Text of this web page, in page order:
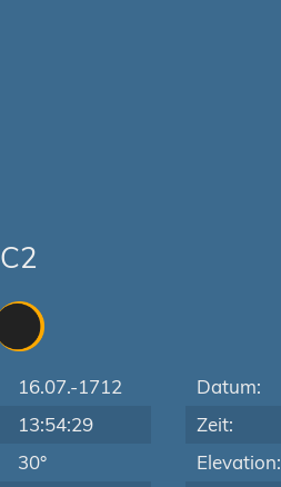
C2
16.07.-1712
13:54:29
30°
Datum:
Zeit:
Elevation: